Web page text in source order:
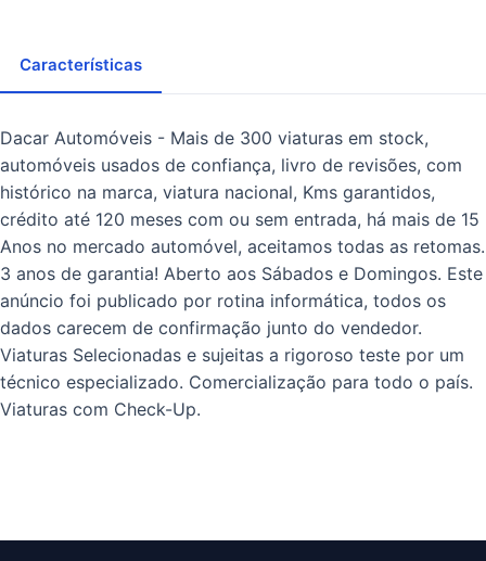
Características
Dacar Automóveis - Mais de 300 viaturas em stock,
automóveis usados de confiança, livro de revisões, com
histórico na marca, viatura nacional, Kms garantidos,
crédito até 120 meses com ou sem entrada, há mais de 15
Anos no mercado automóvel, aceitamos todas as retomas.
3 anos de garantia! Aberto aos Sábados e Domingos. Este
anúncio foi publicado por rotina informática, todos os
dados carecem de confirmação junto do vendedor.
Viaturas Selecionadas e sujeitas a rigoroso teste por um
técnico especializado. Comercialização para todo o país.
Viaturas com Check-Up.